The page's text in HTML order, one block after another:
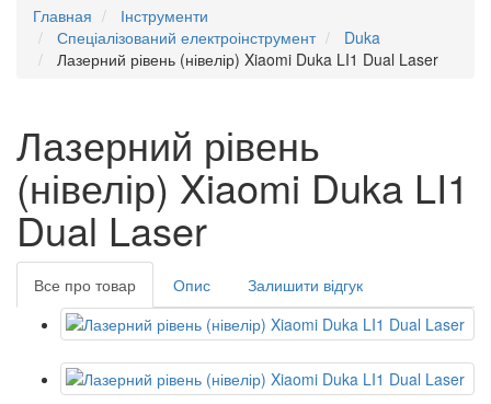
Главная
Інструменти
Спеціалізований електроінструмент
Duka
Лазерний рівень (нівелір) Xiaomi Duka LI1 Dual Laser
Лазерний рівень
(нівелір) Xiaomi Duka LI1
Dual Laser
Все про товар Опис Залишити відгук